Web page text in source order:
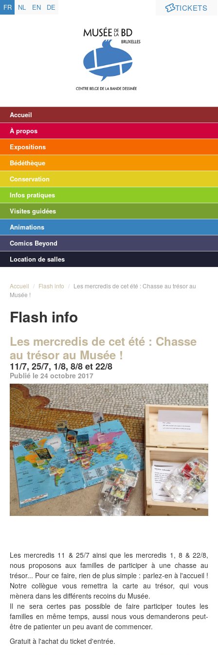
TICKETS
FR NL EN DE
Accueil
À propos
Expositions
Bédéthèque
Conservation
Infos pratiques
Visites guidées
Animations
Comics Beyond
Location de salles
Accueil / Flash info / Les mercredis de cet été : Chasse au trésor au
Musée !
Flash info
Les mercredis de cet été : Chasse
au trésor au Musée !
11/7, 25/7, 1/8, 8/8 et 22/8
Publié le 24 octobre 2017
Les mercredis 11 & 25/7 ainsi que les mercredis 1, 8 & 22/8,
nous proposons aux familles de participer à une chasse au
trésor... Pour ce faire, rien de plus simple : parlez-en à l'accueil !
Notre collègue vous remettra la carte au trésor, qui vous
mènera dans les différents recoins du Musée.
Il ne sera certes pas possible de faire participer toutes les
familles en même temps, aussi nous vous demanderons peut-
être de patienter un peu avant de commencer.
Gratuit à l'achat du ticket d'entrée.